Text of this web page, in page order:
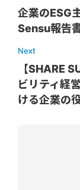
企業のESG
Sensu報告
Next
【SHARE
ビリティ経
ける企業の